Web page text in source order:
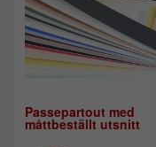
Passepartout med
måttbeställt utsnitt